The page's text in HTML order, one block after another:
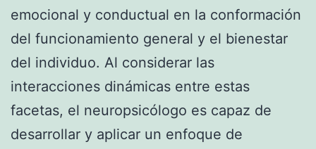
emocional y conductual en la conformación
del funcionamiento general y el bienestar
del individuo. Al considerar las
interacciones dinámicas entre estas
facetas, el neuropsicólogo es capaz de
desarrollar y aplicar un enfoque de